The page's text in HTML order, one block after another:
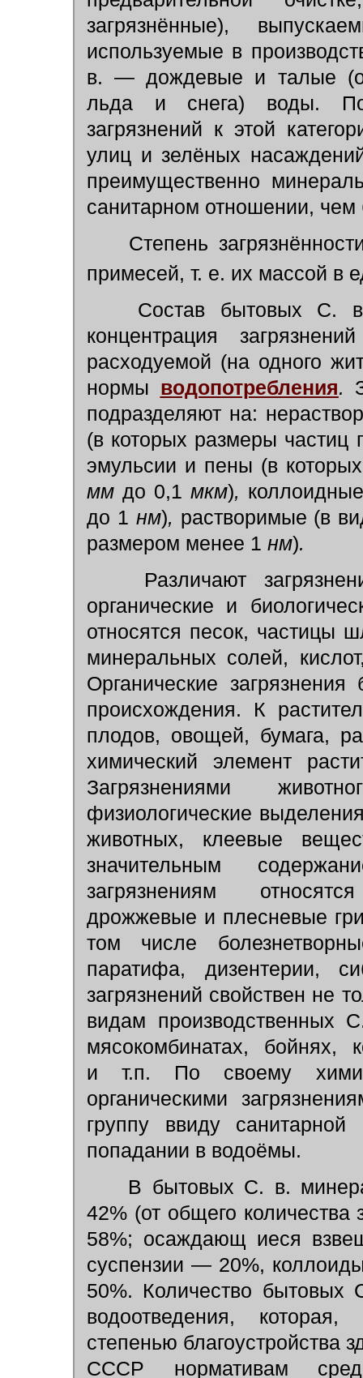
загрязнённые),
используемые в
в. — дождевые и талые
льда и снега) воды. По
загрязнений к этой
улиц и зелёных
преимущественно
санитарном отношении,
Степень
примесей, т. е. их массой в
Состав бытовых С.
концентрация
расходуемой (на одного
нормы водопотребления.
подразделяют на:
(в которых размеры
эмульсии и пены (в
мм до 0,1 мкм),
до 1 нм), растворимые (в
размером менее 1 нм).
Различают
органические и
относятся песок, частицы
минеральных солей,
Органические
происхождения. К
плодов, овощей, бумага,
химический элемент
Загрязнениями
физиологические
животных, клеевые
значительным
загрязнениям
дрожжевые и плесневые
том числе
паратифа, дизентерии,
загрязнений свойствен не
видам производственных
мясокомбинатах, бойнях,
и т.п. По своему
органическими
группу ввиду
попадании в водоёмы.
В бытовых С. в.
42% (от общего количества
58%; осаждающ иеся
суспензии — 20%,
50%. Количество
водоотведения,
степенью благоустройства
СССР нормативам